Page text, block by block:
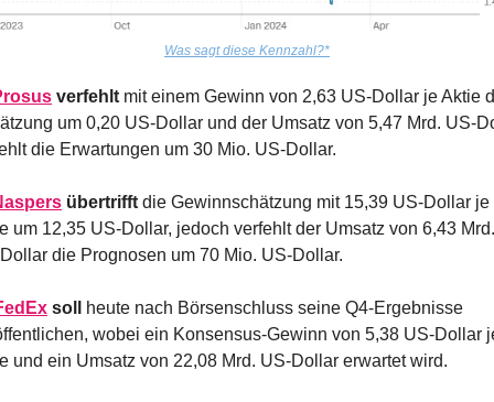
Was sagt diese Kennzahl?*
verfehlt mit einem Gewinn von 2,63 US-Dollar je Aktie
um 0,20 US-Dollar und der Umsatz von 5,47 Mrd. US-
die Erwartungen um 30 Mio. US-Dollar.
übertrifft die Gewinnschätzung mit 15,39 US-Dollar je
um 12,35 US-Dollar, jedoch verfehlt der Umsatz von 6,43 Mrd.
die Prognosen um 70 Mio. US-Dollar.
soll
heute nach Börsenschluss seine Q4-Ergebnisse
wobei ein Konsensus-Gewinn von 5,38 US-Dollar
und ein Umsatz von 22,08 Mrd. US-Dollar erwartet wird.